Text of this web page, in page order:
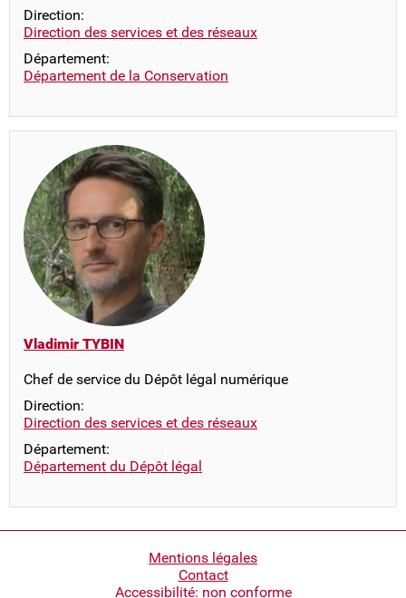
Direction:
Direction des services et des réseaux
Département:
Département de la Conservation
Vladimir TYBIN
Chef de service du Dépôt légal numérique
Direction:
Direction des services et des réseaux
Département:
Département du Dépôt légal
Mentions légales
Contact
Accessibilité: non conforme